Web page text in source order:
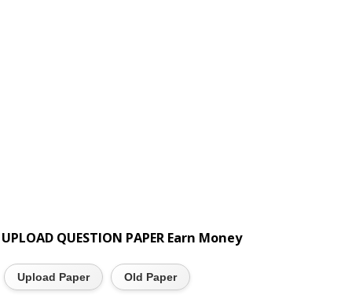
UPLOAD QUESTION PAPER Earn Money
Upload Paper Old Paper